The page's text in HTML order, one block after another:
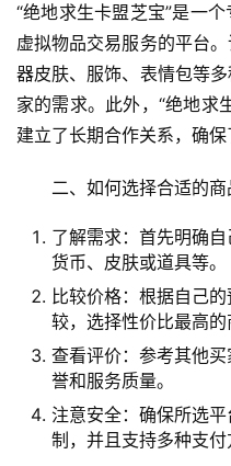
“绝地求生卡盟芝宝”是一
虚拟物品交易服务的平台
器皮肤、服饰、表情包等
家的需求。此外，“绝地求
建立了长期合作关系，确保
二、如何选择合适的商
了解需求：首先明确
货币、皮肤或道具等。
比较价格：根据自己
较，选择性价比最高的
查看评价：参考其他
誉和服务质量。
注意安全：确保所选
制，并且支持多种支付